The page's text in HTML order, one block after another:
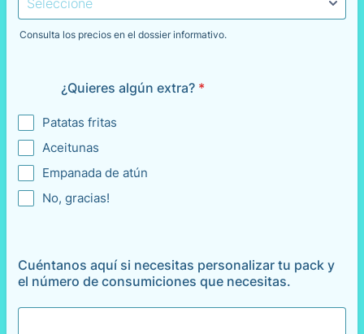
Consulta los precios en el dossier informativo.
¿Quieres algún extra? *
Patatas fritas
Aceitunas
Empanada de atún
No, gracias!
Cuéntanos aquí si necesitas personalizar tu pack y
el número de consumiciones que necesitas.